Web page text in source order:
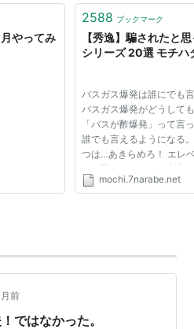
い。もう、そう…
やってみ
2588 ブックマーク
【秀逸】騙されたと
シリーズ 20選 モチハ
バスガス爆発は誰にでも
バスガス爆発がどうして
「バスが酢爆発」って言
誰でも言えるようになる
つは…あきらめろ！ エレ
えた階はキャンセル出来
いいからやってみろ！ 6
mochi.7narabe.net
前
ではなかった。